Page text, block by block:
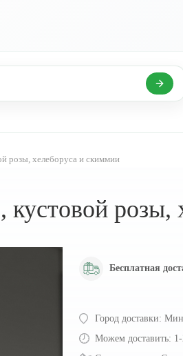
розы, хелеборуса и скиммии
розы,
Бесплатная
Город доставки:
Можем доставить: